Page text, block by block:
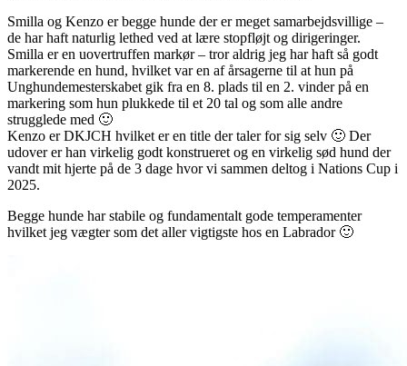
Smilla og Kenzo er begge hunde der er meget samarbejdsvillige –
de har haft naturlig lethed ved at lære stopfløjt og dirigeringer.
Smilla er en uovertruffen markør – tror aldrig jeg har haft så godt
markerende en hund, hvilket var en af årsagerne til at hun på
Unghundemesterskabet gik fra en 8. plads til en 2. vinder på en
markering som hun plukkede til et 20 tal og som alle andre
strugglede med 🙂
Kenzo er DKJCH hvilket er en title der taler for sig selv 🙂 Der
udover er han virkelig godt konstrueret og en virkelig sød hund der
vandt mit hjerte på de 3 dage hvor vi sammen deltog i Nations Cup i
2025.
Begge hunde har stabile og fundamentalt gode temperamenter
hvilket jeg vægter som det aller vigtigste hos en Labrador 🙂